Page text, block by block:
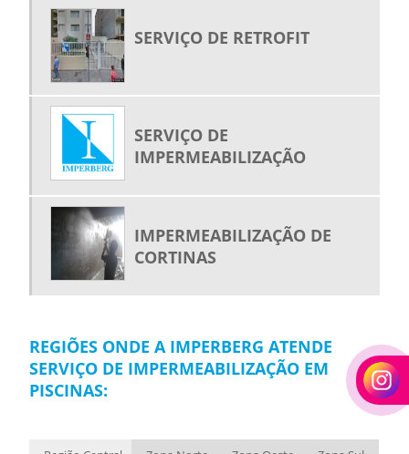
SERVIÇO DE RETROFIT
SERVIÇO DE
IMPERMEABILIZAÇÃO
IMPERMEABILIZAÇÃO DE
CORTINAS
REGIÕES ONDE A IMPERBERG ATENDE
SERVIÇO DE IMPERMEABILIZAÇÃO EM
PISCINAS: